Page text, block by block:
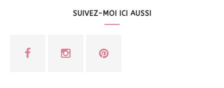
SUIVEZ-MOI ICI AUSSI